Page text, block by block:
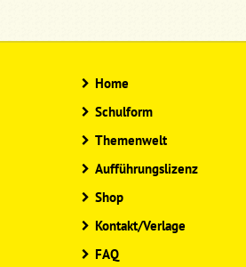
Home
Schulform
Themenwelt
Aufführungslizenz
Shop
Kontakt/Verlage
FAQ